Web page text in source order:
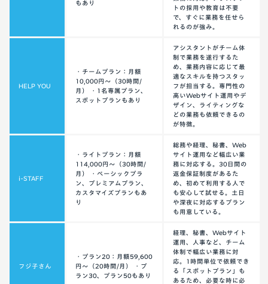
もあり
トの採用や教育は不要
で、すぐに業務を任せら
れるのが強み。
HELP YOU
・チームプラン：月額
10,000円〜（30時間/
月） ・1名専属プラン、
スポットプランもあり
アシスタントがチーム体
制で業務を遂行するた
め、業務内容に応じて最
適なスキルを持つスタッ
フが担当する。専門性の
高いWebサイト運用やデ
ザイン、ライティングな
どの業務も依頼できるの
が特徴。
i-STAFF
・ライトプラン：月額
114,000円〜（30時間/
月） ・ベーシックプラ
ン、プレミアムプラン、
カスタマイズプランもあ
り
総務や経理、秘書、Web
サイト運用など幅広い業
務に対応する。30日間の
返金保証制度があるた
め、初めて利用する人で
も安心して試せる。土日
や深夜に対応するプラン
も用意している。
フジ子さん
・プラン20：月額59,600
円〜（20時間/月） ・プ
ラン30、プラン50もあり
経理、秘書、Webサイト
運用、人事など、チーム
体制で幅広い業務に対
応。1時間単位で依頼でき
る「スポットプラン」も
あるため、必要な時に必